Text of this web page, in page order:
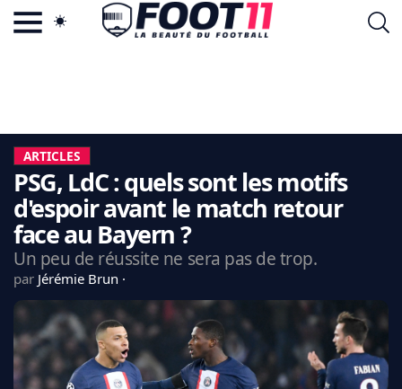
LA CHARTE
VIE PRIVÉE
CGU
CONTACTEZ-NOUS
CDM 2026
EDF
PSG
LIGUE 1
ARTICLES
PSG, LdC : quels sont les motifs
d'espoir avant le match retour
face au Bayern ?
Un peu de réussite ne sera pas de trop.
par Jérémie Brun